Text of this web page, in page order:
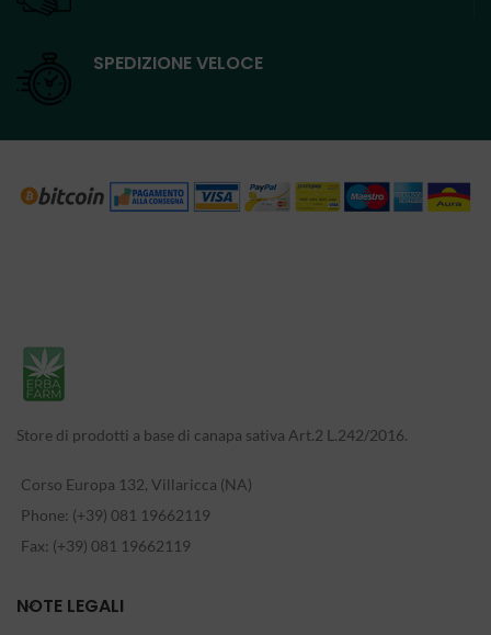
SPEDIZIONE VELOCE
Store di prodotti a base di canapa sativa Art.2 L.242/2016.
Corso Europa 132, Villaricca (NA)
Phone: (+39) 081 19662119
Fax: (+39) 081 19662119
NOTE LEGALI